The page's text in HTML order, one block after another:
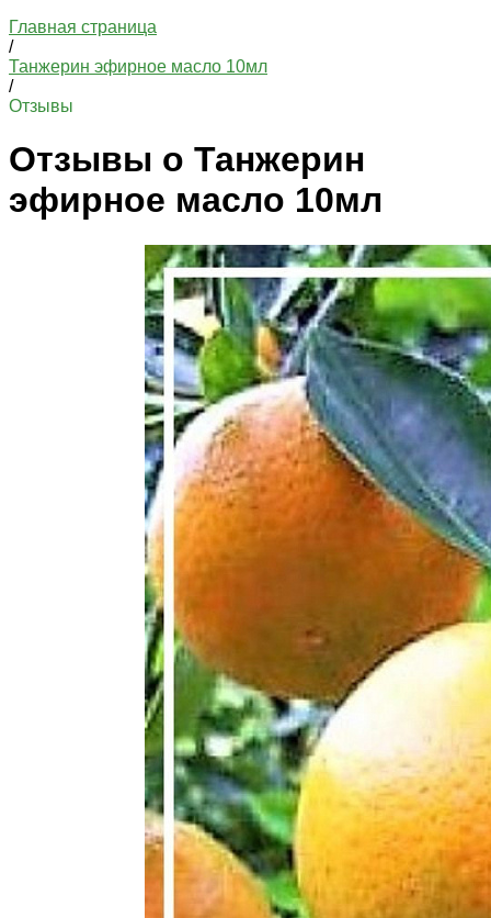
Главная страница
/
Танжерин эфирное масло 10мл
/
Отзывы
Отзывы о Танжерин
эфирное масло 10мл